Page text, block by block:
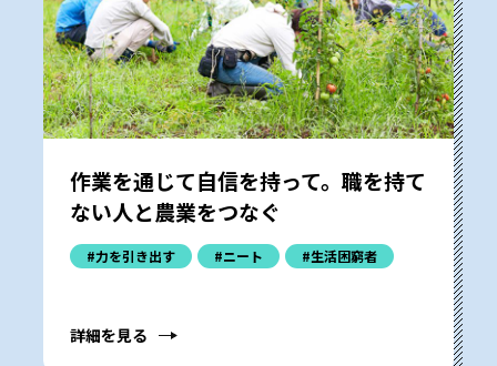
作業を通じて自信を持って。職を持て
ない人と農業をつなぐ
#力を引き出す #ニート #生活困窮者
詳細を見る